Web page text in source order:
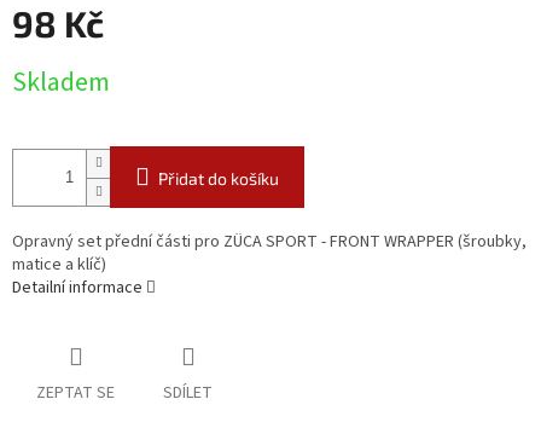
98 Kč
cena:
Skladem
Přidat do košíku
Opravný set přední části pro ZÜCA SPORT - FRONT WRAPPER (šroubky,
matice a klíč)
Detailní informace
ZEPTAT SE SDÍLET